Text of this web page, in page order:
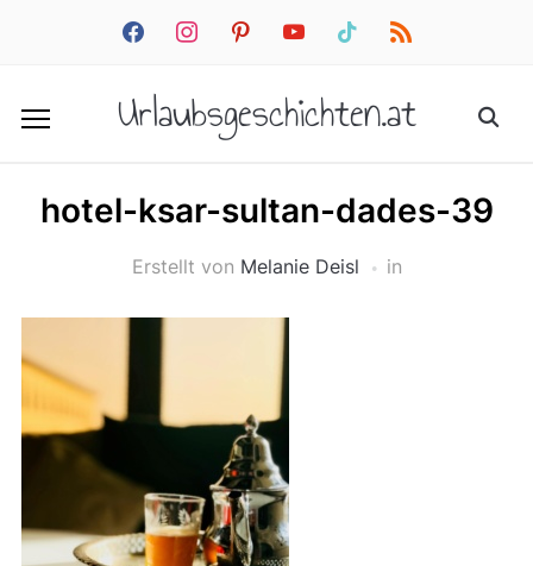
facebookinstagrampinterestyoutube tiktok rss
Urlaubsgeschichten.at
hotel-ksar-sultan-dades-39
Erstellt von Melanie Deisl in